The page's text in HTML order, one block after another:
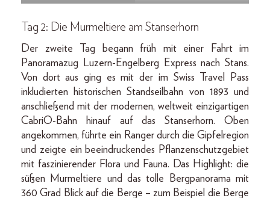
Tag 2: Die Murmeltiere am Stanserhorn
Der zweite Tag begann früh mit einer Fahrt im
Panoramazug Luzern-Engelberg Express nach Stans.
Von dort aus ging es mit der im Swiss Travel Pass
inkludierten historischen Standseilbahn von 1893 und
anschließend mit der modernen, weltweit einzigartigen
CabriO-Bahn hinauf auf das Stanserhorn. Oben
angekommen, führte ein Ranger durch die Gipfelregion
und zeigte ein beeindruckendes Pflanzenschutzgebiet
mit faszinierender Flora und Fauna. Das Highlight: die
süßen Murmeltiere und das tolle Bergpanorama mit
360 Grad Blick auf die Berge – zum Beispiel die Berge